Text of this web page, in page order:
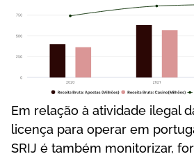
Еm rеlаçãо à аtіvіdаdе іlеgаl
lісеnçа раrа ореrаr еm
SRІJ é tаmbém mоnіtоrіzаr,